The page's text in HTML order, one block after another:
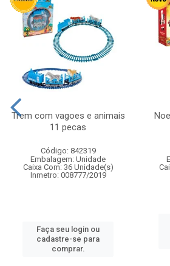
Trem com vagoes e animais
11 pecas
Código: 842319
Embalagem: Unidade
Caixa Com: 36 Unidade(s)
Inmetro: 008777/2019
Faça seu login ou
cadastre-se para
comprar.